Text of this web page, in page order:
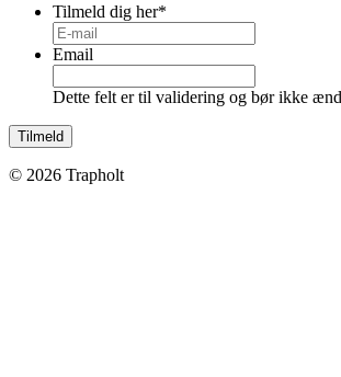
Tilmeld dig her*
Email
Dette felt er til validering og bør ikke
© 2026 Trapholt